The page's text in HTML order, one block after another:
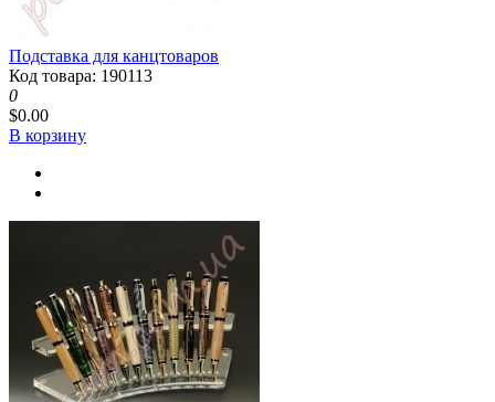
Подставка для канцтоваров
Код товара: 190113
0
$0.00
В корзину